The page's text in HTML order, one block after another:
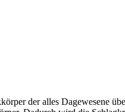
der alles Dagewesene